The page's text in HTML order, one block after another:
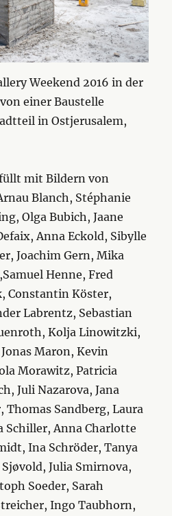
Weekend 2016 in der
einer Baustelle
in Ostjerusalem,
mit Bildern von
Blanch, Stéphanie
Olga Bubich, Jaane
Anna Eckold, Sibylle
Joachim Gern, Mika
Henne, Fred
Constantin Köster,
Labrentz, Sebastian
Kolja Linowitzki,
Maron, Kevin
Morawitz, Patricia
Juli Nazarova, Jana
Thomas Sandberg, Laura
Schiller, Anna Charlotte
Ina Schröder, Tanya
Julia Smirnova,
Soeder, Sarah
Ingo Taubhorn,